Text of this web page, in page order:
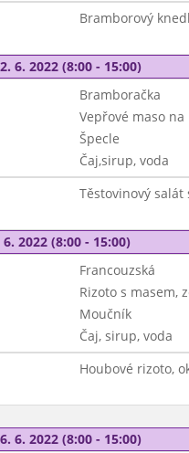
Bramborový
6. 2022 (8:00 - 15:00)
Bramboračka
Vepřové maso
Špecle
Čaj,sirup, voda
Těstovinový salát
2022 (8:00 - 15:00)
Francouzská
Rizoto s masem,
Moučník
Čaj, sirup, voda
Houbové rizoto,
6. 2022 (8:00 - 15:00)